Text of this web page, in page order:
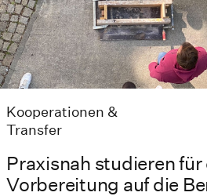
Kooperationen &
Transfer
Praxisnah studieren
Vorbereitung auf die